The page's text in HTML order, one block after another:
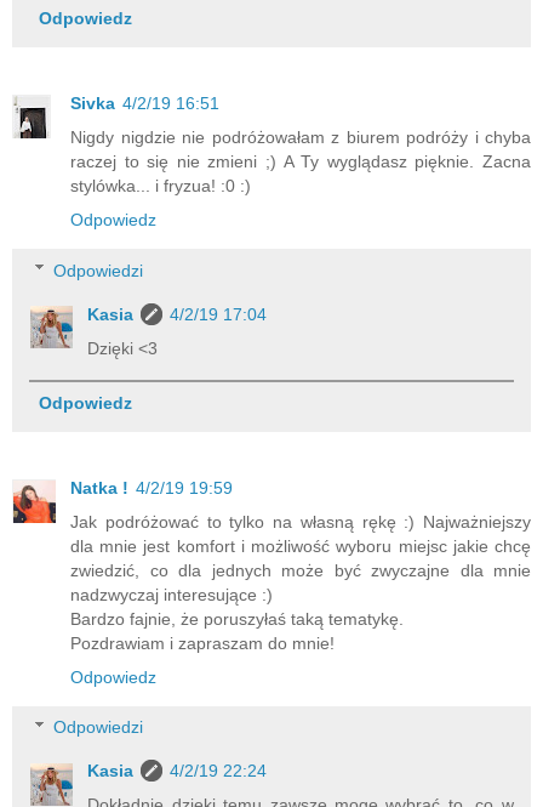
Odpowiedz
Sivka 4/2/19 16:51
Nigdy nigdzie nie podróżowałam z biurem podróży i chyba
raczej to się nie zmieni ;) A Ty wyglądasz pięknie. Zacna
stylówka... i fryzua! :0 :)
Odpowiedz
Odpowiedzi
Kasia
4/2/19 17:04
Dzięki <3
Odpowiedz
Natka ! 4/2/19 19:59
Jak podróżować to tylko na własną rękę :) Najważniejszy
dla mnie jest komfort i możliwość wyboru miejsc jakie chcę
zwiedzić, co dla jednych może być zwyczajne dla mnie
nadzwyczaj interesujące :)
Bardzo fajnie, że poruszyłaś taką tematykę.
Pozdrawiam i zapraszam do mnie!
Odpowiedz
Odpowiedzi
Kasia
4/2/19 22:24